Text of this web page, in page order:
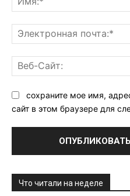
сохраните мое имя,
сайт в этом браузере для
Что читали на неделе